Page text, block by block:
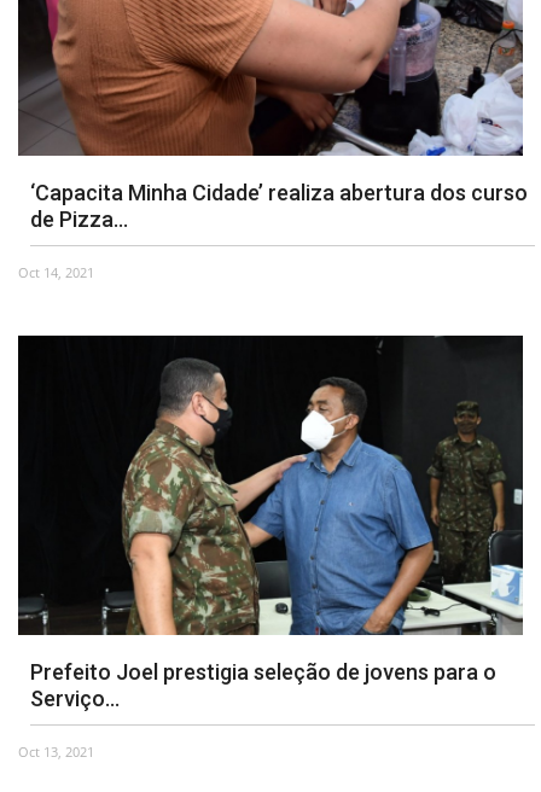
‘Capacita Minha Cidade’ realiza abertura dos curso
de Pizza...
Oct 14, 2021
Prefeito Joel prestigia seleção de jovens para o
Serviço...
Oct 13, 2021